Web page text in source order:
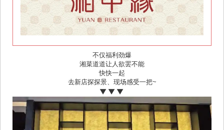
不仅福利劲爆
湘菜道道让人欲罢不能
快快一起
去新店探探景、现场感受一把~
▼▼▼